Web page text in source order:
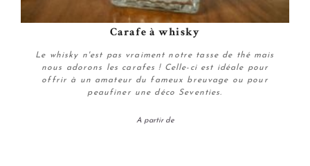
Carafe à whisky
Le whisky n'est pas vraiment notre tasse de thé mais
nous adorons les carafes ! Celle-ci est idéale pour
offrir à un amateur du fameux breuvage ou pour
peaufiner une déco Seventies.
A partir de